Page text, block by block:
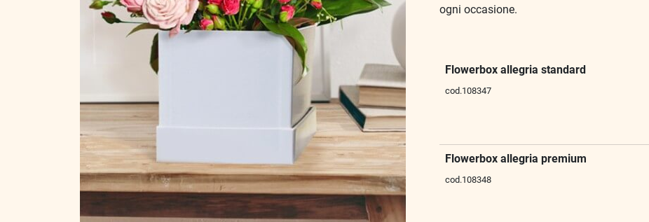
ogni occasione.
Flowerbox allegria standard
cod.108347
Flowerbox allegria premium
cod.108348